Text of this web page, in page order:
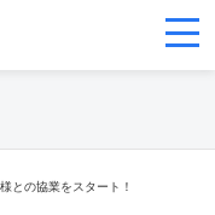
との協業をスタート！